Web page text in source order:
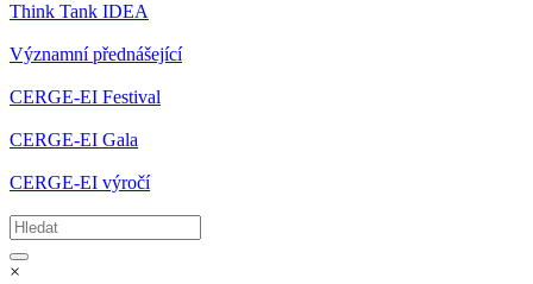
Think Tank IDEA
Významní přednášející
CERGE-EI Festival
CERGE-EI Gala
CERGE-EI výročí
×